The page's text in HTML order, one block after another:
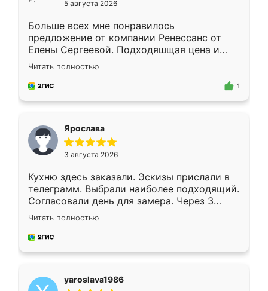
5 августа 2026
Больше всех мне понравилось
предложение от компании Ренессанс от
Елены Сергеевой. Подходяшщая цена и
короткие сроки изготовления. Приехавший
для замера сотрудник Владислав
предложил по моему эскизу самый
Читать полностью
1
Ярослава
3 августа 2026
Кухню здесь заказали. Эскизы прислали в
телеграмм. Выбрали наиболее подходящий.
Согласовали день для замера. Через 3
недели кухня была уже готова. Остались
довольны работой. Спасибо Ренессанс
мебель за качественную работу!
Читать полностью
yaroslava1986